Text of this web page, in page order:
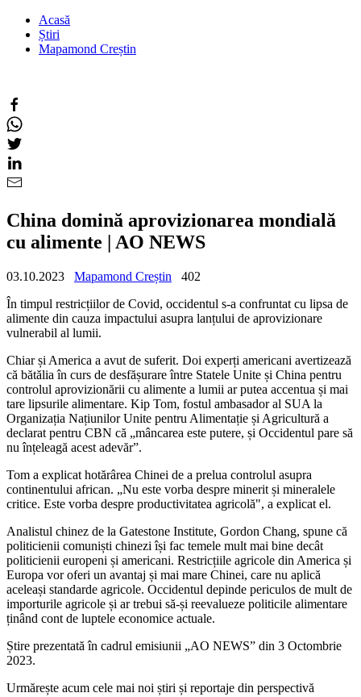
Acasă
Știri
Mapamond Creștin
China domină aprovizionarea mondială
cu alimente | AO NEWS
03.10.2023 Mapamond Creștin
402
În timpul restricțiilor de Covid, occidentul s-a confruntat cu lipsa de
alimente din cauza impactului asupra lanțului de aprovizionare
vulnerabil al lumii.
Chiar și America a avut de suferit. Doi experți americani avertizează
că bătălia în curs de desfășurare între Statele Unite și China pentru
controlul aprovizionării cu alimente a lumii ar putea accentua și mai
tare lipsurile alimentare. Kip Tom, fostul ambasador al SUA la
Organizația Națiunilor Unite pentru Alimentație și Agricultură a
declarat pentru CBN că „mâncarea este putere, și Occidentul pare să
nu înțeleagă acest adevăr”.
Tom a explicat hotărârea Chinei de a prelua controlul asupra
continentului african. „Nu este vorba despre minerit și mineralele
critice. Este vorba despre productivitatea agricolă", a explicat el.
Analistul chinez de la Gatestone Institute, Gordon Chang, spune că
politicienii comuniști chinezi își fac temele mult mai bine decât
politicienii europeni și americani. Restricțiile agricole din America și
Europa vor oferi un avantaj și mai mare Chinei, care nu aplică
aceleași standarde agricole. Occidentul depinde periculos de mult de
importurile agricole și ar trebui să-și reevalueze politicile alimentare
ținând cont de luptele economice actuale.
Știre prezentată în cadrul emisiunii „AO NEWS” din 3 Octombrie
2023.
Urmărește acum cele mai noi știri și reportaje din perspectivă